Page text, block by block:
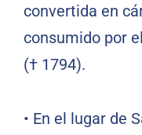
convertida en
consumido por
(† 1794).
• En el lugar de